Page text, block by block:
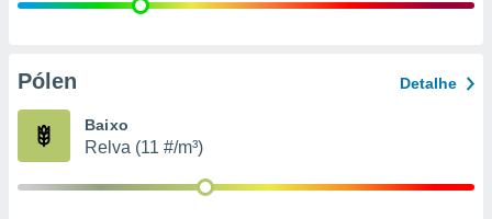
Pólen Detalhe
Baixo
Relva (11 #/m³)